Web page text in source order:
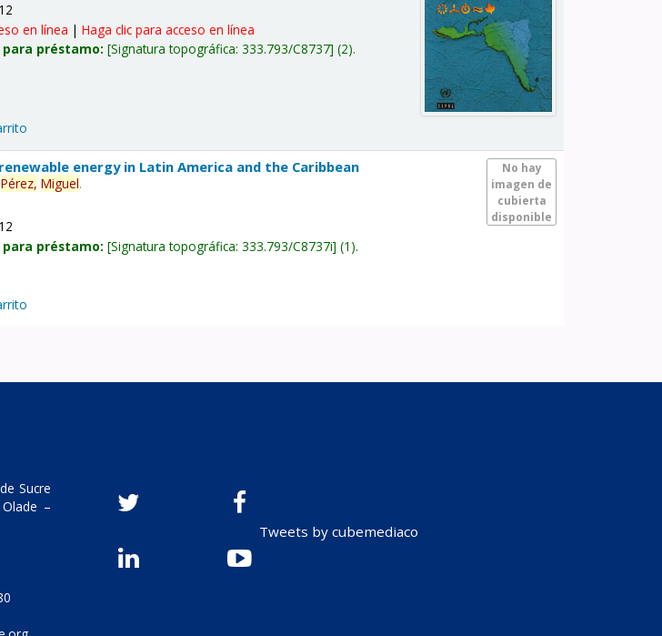
en línea |Haga clic para acceso en línea
para préstamo: Signatura topográfica:333.793/C8737 (2).
No hay
imagen de
cubierta
disponible
energy in Latin America and the Caribbean
Pérez, Miguel.
para préstamo: Signatura topográfica:333.793/C8737i (1).
Sucre
–
Tweets by cubemediaco